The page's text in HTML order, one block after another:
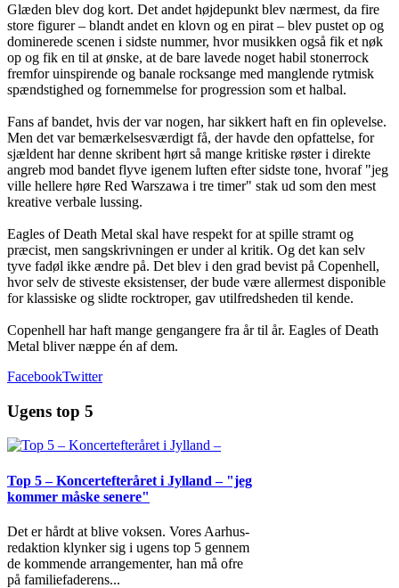
Glæden blev dog kort. Det andet højdepunkt blev nærmest, da fire
store figurer – blandt andet en klovn og en pirat – blev pustet op og
dominerede scenen i sidste nummer, hvor musikken også fik et nøk
op og fik en til at ønske, at de bare lavede noget habil stonerrock
fremfor uinspirende og banale rocksange med manglende rytmisk
spændstighed og fornemmelse for progression som et halbal.
Fans af bandet, hvis der var nogen, har sikkert haft en fin oplevelse.
Men det var bemærkelsesværdigt få, der havde den opfattelse, for
sjældent har denne skribent hørt så mange kritiske røster i direkte
angreb mod bandet flyve igenem luften efter sidste tone, hvoraf "jeg
ville hellere høre Red Warszawa i tre timer" stak ud som den mest
kreative verbale lussing.
Eagles of Death Metal skal have respekt for at spille stramt og
præcist, men sangskrivningen er under al kritik. Og det kan selv
tyve fadøl ikke ændre på. Det blev i den grad bevist på Copenhell,
hvor selv de stiveste eksistenser, der bude være allermest disponible
for klassiske og slidte rocktroper, gav utilfredsheden til kende.
Copenhell har haft mange gengangere fra år til år. Eagles of Death
Metal bliver næppe én af dem.
FacebookTwitter
Ugens top 5
Top 5 – Koncertefteråret i Jylland – "jeg
kommer måske senere"
Det er hårdt at blive voksen. Vores Aarhus-
redaktion klynker sig i ugens top 5 gennem
de kommende arrangementer, han må ofre
på familiefaderens...